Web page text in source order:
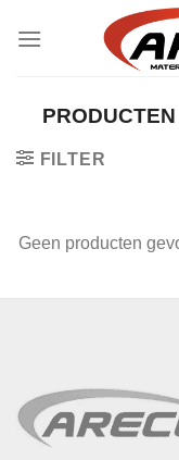
naar
FILTER
Geen producten